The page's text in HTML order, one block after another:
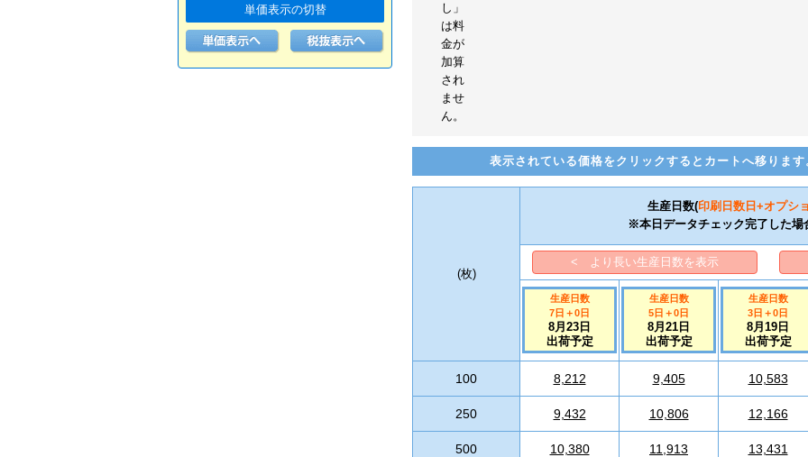
単価表示の切替
し」
は料
金が
加算
され
ませ
ん。
表示されている価格をクリックするとカートへ移ります
(枚)
生産日数(印刷日数 日+オプシ
※本日データチェック完了した場
< より長い生産日数を表示
生産日数
7日 ＋0日
8月23日
出荷予定
生産日数
5日 ＋0日
8月21日
出荷予定
生産日数
3日 ＋0日
8月19日
出荷予定
100 8,212 9,405 10,583
250 9,432 10,806 12,166
500 10,380 11,913 13,431